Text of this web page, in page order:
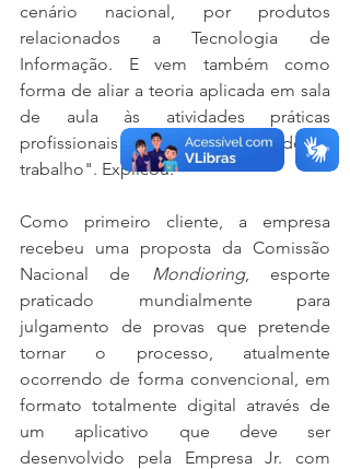
cenário nacional, por produtos
relacionados a Tecnologia de
Informação. E vem também como
forma de aliar a teoria aplicada em sala
de aula às atividades práticas
profissionais para servir ao mercado de
trabalho". Explicou.
Como primeiro cliente, a empresa
recebeu uma proposta da Comissão
Nacional de Mondioring, esporte
praticado mundialmente para
julgamento de provas que pretende
tornar o processo, atualmente
ocorrendo de forma convencional, em
formato totalmente digital através de
um aplicativo que deve ser
desenvolvido pela Empresa Jr. com